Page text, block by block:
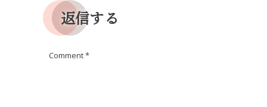
返信する
Comment*